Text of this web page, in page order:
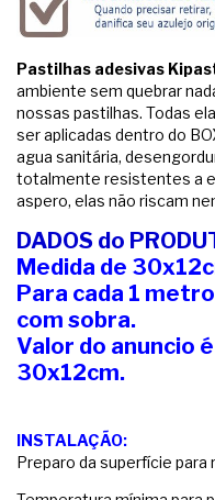
Pastilhas adesivas
ambiente sem quebrar
nossas pastilhas. Todas
ser aplicadas dentro do
agua sanitária,
totalmente resistentes a
aspero, elas não riscam
DADOS do
Medida de
Para cada 1
com sobra.
Valor do anuncio
30x12cm.
INSTALAÇÃO:
Preparo da superfície para